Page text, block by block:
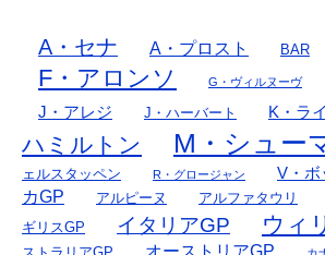
A・セナ A・プロスト BAR
F・アロンソ G・ヴィルヌーヴ
J・アレジ J・ハーバート K・ラ
ハミルトン
M・シュー
ェルスタッペン
R・グロージャン V・ボ
カGP
アルピーヌ アルファタウリ
ギリスGP
イタリアGP ウィ
オーストリアGP